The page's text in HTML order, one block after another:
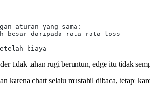
aturan yang sama:
besar daripada rata-rata loss
biaya
tidak tahan rugi beruntun, edge itu tidak
karena chart selalu mustahil dibaca, tetapi